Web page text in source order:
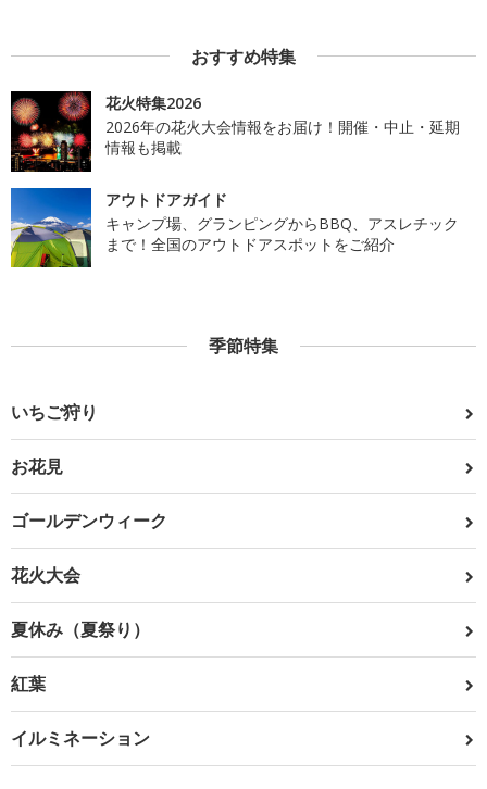
おすすめ特集
花火特集2026
2026年の花火大会情報をお届け！開催・中止・延期
情報も掲載
アウトドアガイド
キャンプ場、グランピングからBBQ、アスレチック
まで！全国のアウトドアスポットをご紹介
季節特集
いちご狩り
お花見
ゴールデンウィーク
花火大会
夏休み（夏祭り）
紅葉
イルミネーション